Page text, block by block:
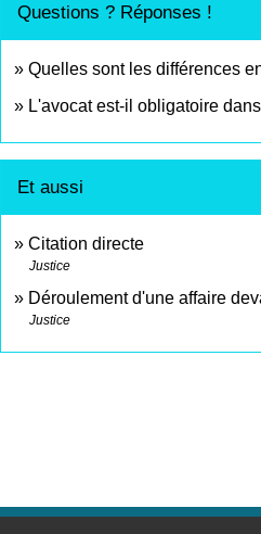
Questions ? Réponses !
Quelles sont les différences
L'avocat est-il obligatoire
Et aussi
Citation directe
Justice
Déroulement d'une affaire
Justice